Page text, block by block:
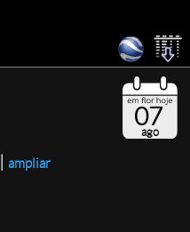
ampliar
07
ago